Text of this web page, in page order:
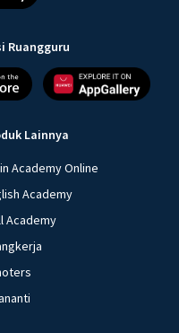
Ruangguru
Lainnya
Academy Online
Academy
Academy